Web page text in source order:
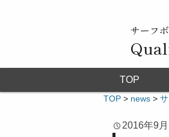
サーフ
TOP
TOP > news >
2016年9月